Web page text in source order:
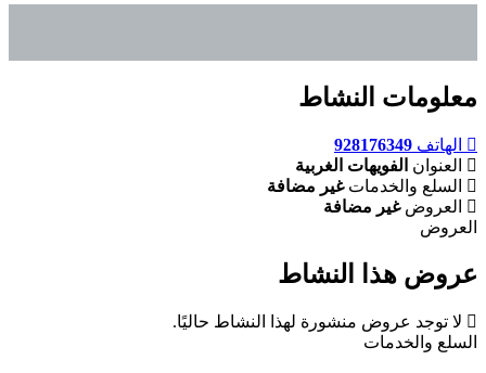
معلومات النشاط
الهاتف 928176349
العنوان الفويهات الغربية
السلع والخدمات غير مضافة
العروض غير مضافة
العروض
عروض هذا النشاط
لا توجد عروض منشورة لهذا النشاط حاليًا.
السلع والخدمات